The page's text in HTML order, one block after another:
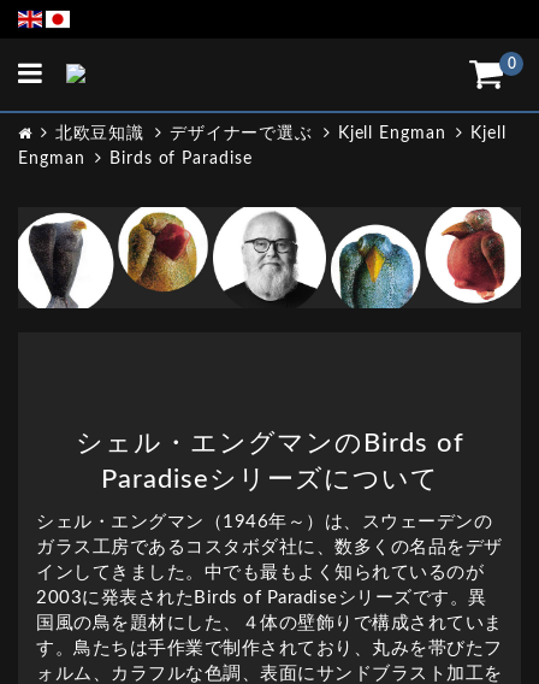
0
Toggle
北欧豆知識 デザイナーで選ぶ Kjell Engman
Kjell
Engman
Birds of Paradise
シェル・エングマンのBirds of
Paradiseシリーズについて
シェル・エングマン（1946年～）は、スウェーデンの
ガラス工房であるコスタボダ社に、数多くの名品をデザ
インしてきました。中でも最もよく知られているのが
2003に発表されたBirds of Paradiseシリーズです。異
国風の鳥を題材にした、４体の壁飾りで構成されていま
す。鳥たちは手作業で制作されており、丸みを帯びたフ
ォルム、カラフルな色調、表面にサンドブラスト加工を